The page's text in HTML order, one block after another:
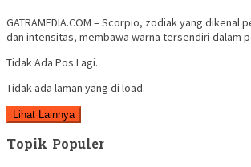
GATRAMEDIA.COM – Scorpio, zodiak yang dikenal
dan intensitas, membawa warna tersendiri dalam
Tidak Ada Pos Lagi.
Tidak ada laman yang di load.
Lihat Lainnya
Topik Populer